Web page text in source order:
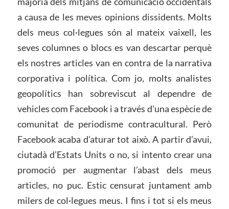
a causa de les meves opinions dissidents. Molts
dels meus col·legues són al mateix vaixell, les
seves columnes o blocs es van descartar perquè
els nostres articles van en contra de la narrativa
corporativa i política. Com jo, molts analistes
geopolítics han sobreviscut al dependre de
vehicles com Facebook i a través d’una espècie de
comunitat de periodisme contracultural. Però
Facebook acaba d’aturar tot això. A partir d’avui,
ciutadà d’Estats Units o no, si intento crear una
promoció per augmentar l’abast dels meus
articles, no puc. Estic censurat juntament amb
milers de col·legues meus. I fins i tot si els meus